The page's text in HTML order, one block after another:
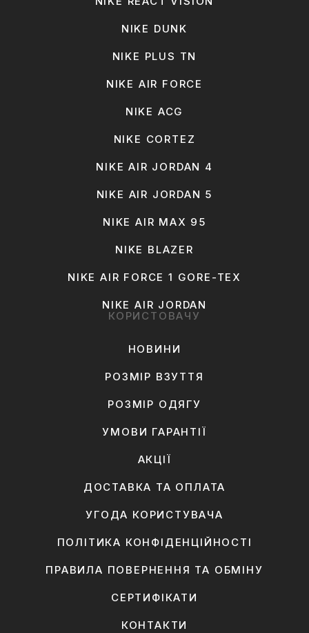
NIKE DUNK
NIKE PLUS TN
NIKE AIR FORCE
NIKE ACG
NIKE CORTEZ
NIKE AIR JORDAN 4
NIKE AIR JORDAN 5
NIKE AIR MAX 95
NIKE BLAZER
NIKE AIR FORCE 1 GORE-TEX
NIKE AIR JORDAN
КОРИСТОВАЧУ
НОВИНИ
РОЗМІР ВЗУТТЯ
РОЗМІР ОДЯГУ
УМОВИ ГАРАНТІЇ
АКЦІЇ
ДОСТАВКА ТА ОПЛАТА
УГОДА КОРИСТУВАЧА
ПОЛІТИКА КОНФІДЕНЦІЙНОСТІ
ПРАВИЛА ПОВЕРНЕННЯ ТА ОБМІНУ
СЕРТИФІКАТИ
КОНТАКТИ